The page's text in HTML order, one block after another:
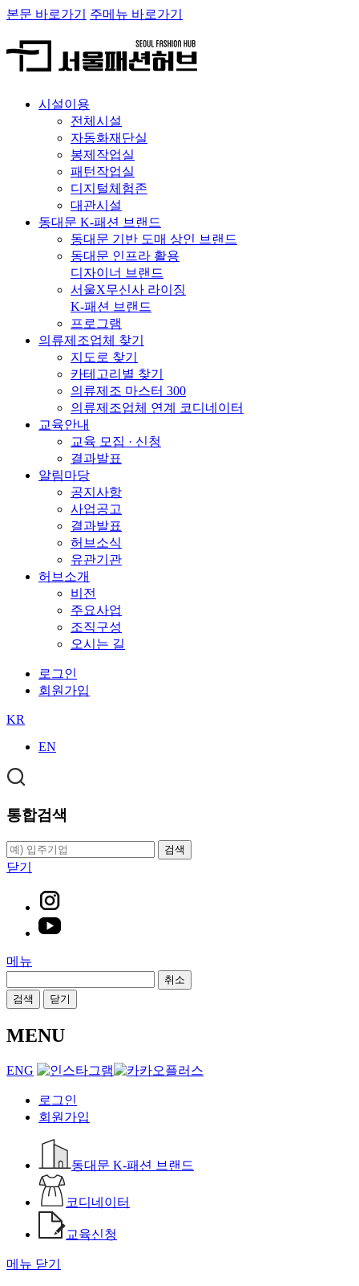
본문 바로가기 주메뉴 바로가기
시설이용
전체시설
자동화재단실
봉제작업실
패턴작업실
디지털체험존
대관시설
동대문 K-패션 브랜드
동대문 기반 도매 상인 브랜드
동대문 인프라 활용
디자이너 브랜드
서울X무신사 라이징
K-패션 브랜드
프로그램
의류제조업체 찾기
지도로 찾기
카테고리별 찾기
의류제조 마스터 300
의류제조업체 연계 코디네이터
교육안내
교육 모집 · 신청
결과발표
알림마당
공지사항
사업공고
결과발표
허브소식
유관기관
허브소개
비전
주요사업
조직구성
오시는 길
로그인
회원가입
KR
EN
통합검색
검색
닫기
메뉴
취소
검색
닫기
MENU
ENG
로그인
회원가입
동대문 K-패션 브랜드
코디네이터
교육신청
메뉴 닫기